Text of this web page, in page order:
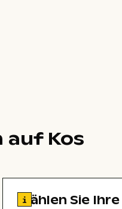
auf Kos
Zu den
Wählen Sie